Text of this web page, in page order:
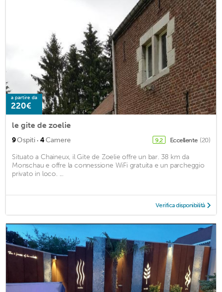
a partire da
220€
le gite de zoelie
9Ospiti · 4Camere 9,2 Eccellente (20)
Situato a Chaineux, il Gite de Zoelie offre un bar. 38 km da
Monschau e offre la connessione WiFi gratuita e un parcheggio
privato in loco. ...
Verifica disponibilità